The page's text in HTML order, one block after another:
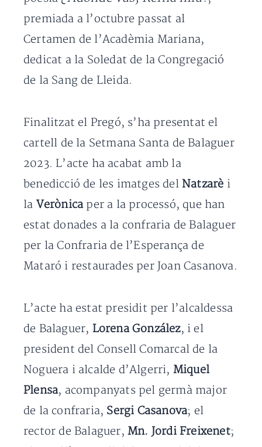
premiada a l’octubre passat al
Certamen de l’Acadèmia Mariana,
dedicat a la Soledat de la Congregació
de la Sang de Lleida.
Finalitzat el Pregó, s’ha presentat el
cartell de la Setmana Santa de Balaguer
2023. L’acte ha acabat amb la
benedicció de les imatges del Natzarè i
la Verònica per a la processó, que han
estat donades a la confraria de Balaguer
per la Confraria de l’Esperança de
Mataró i restaurades per Joan Casanova.
L’acte ha estat presidit per l’alcaldessa
de Balaguer, Lorena González, i el
president del Consell Comarcal de la
Noguera i alcalde d’Algerri, Miquel
Plensa, acompanyats pel germà major
de la confraria, Sergi Casanova; el
rector de Balaguer, Mn. Jordi Freixenet;